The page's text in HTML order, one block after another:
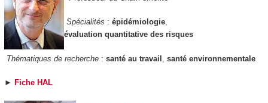
Spécialités : épidémiologie,
évaluation quantitative des risques
Thématiques de recherche: santé au travail santé environnementale
► Fiche HAL